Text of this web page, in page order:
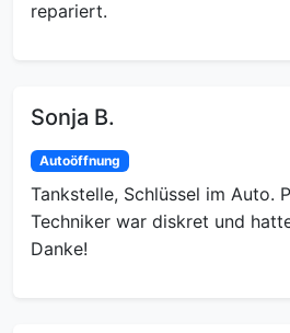
repariert.
Sonja B.
Autoöffnung
Tankstelle, Schlüssel im Auto.
Techniker war diskret und
Danke!